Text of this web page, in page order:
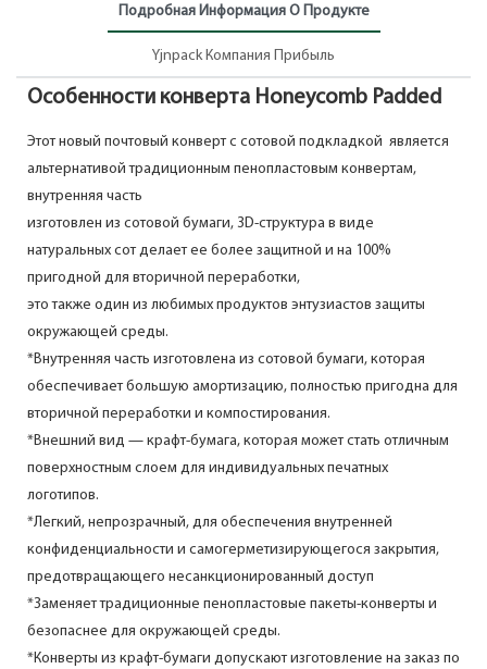
Подробная Информация О Продукте
Yjnpack Компания Прибыль
Особенности конверта Honeycomb Padded
Этот новый почтовый конверт с сотовой подкладкой является
альтернативой традиционным пенопластовым конвертам,
внутренняя часть
изготовлен из сотовой бумаги, 3D-структура в виде
натуральных сот делает ее более защитной и на 100%
пригодной для вторичной переработки,
это также один из любимых продуктов энтузиастов защиты
окружающей среды.
*Внутренняя часть изготовлена из сотовой бумаги, которая
обеспечивает большую амортизацию, полностью пригодна для
вторичной переработки и компостирования.
*Внешний вид — крафт-бумага, которая может стать отличным
поверхностным слоем для индивидуальных печатных
логотипов.
*Легкий, непрозрачный, для обеспечения внутренней
конфиденциальности и самогерметизирующегося закрытия,
предотвращающего несанкционированный доступ
*Заменяет традиционные пенопластовые пакеты-конверты и
безопаснее для окружающей среды.
*Конверты из крафт-бумаги допускают изготовление на заказ по